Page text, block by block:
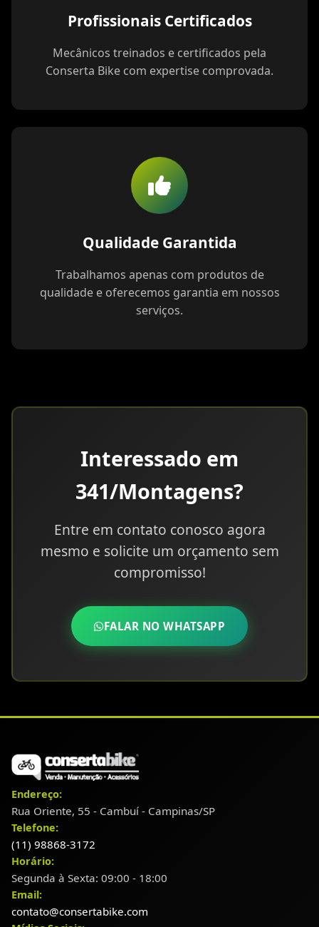
Profissionais Certificados
Mecânicos treinados e certificados pela
Conserta Bike com expertise comprovada.
Qualidade Garantida
Trabalhamos apenas com produtos de
qualidade e oferecemos garantia em nossos
serviços.
Interessado em
341/Montagens?
Entre em contato conosco agora
mesmo e solicite um orçamento sem
compromisso!
FALAR NO WHATSAPP
Endereço:
Rua Oriente, 55 - Cambuí - Campinas/SP
Telefone:
(11) 98868-3172
Horário:
Segunda à Sexta: 09:00 - 18:00
Email:
contato@consertabike.com